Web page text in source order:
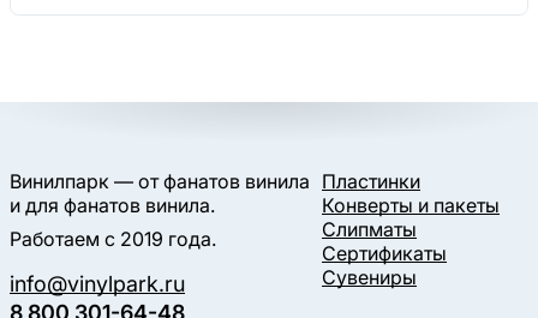
Винилпарк — от фанатов винила
и для фанатов винила.
Работаем с 2019 года.
info@vinylpark.ru
8 800 301-64-48
Пластинки
Конверты и пакеты
Слипматы
Сертификаты
Сувениры